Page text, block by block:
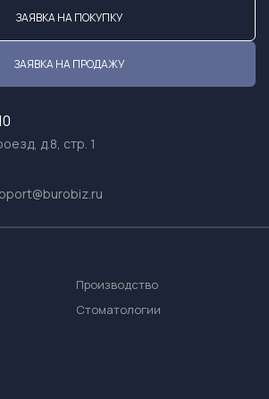
ЗАЯВКА НА ПОКУПКУ
ЗАЯВКА НА ПРОДАЖУ
д.8, стр. 1
Производство
Стоматологии